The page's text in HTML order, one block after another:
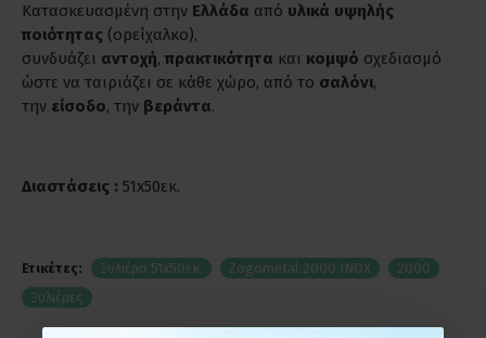
Κατασκευασμένη στην Ελλάδα από υλικά υψηλής
ποιότητας (ορείχαλκο),
συνδυάζει αντοχή, πρακτικότητα και κομψό σχεδιασμό
ώστε να ταιριάζει σε κάθε χώρο, από το σαλόνι,
την είσοδο, την βεράντα.
Διαστάσεις : 51x50εκ.
Ετικέτες: Ξυλιέρα 51x50εκ. Zogometal 2000 INOX
2000
Ξυλιέρες